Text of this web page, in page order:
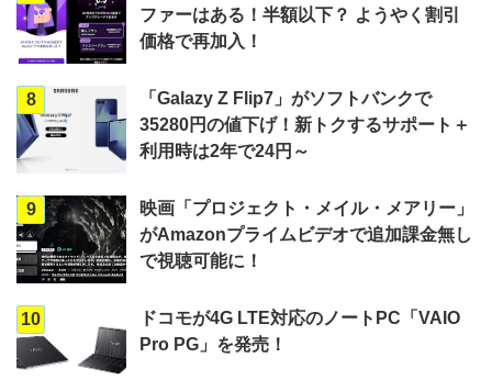
ファーはある！半額以下？ ようやく割引
価格で再加入！
8
「Galazy Z Flip7」がソフトバンクで
35280円の値下げ！新トクするサポート＋
利用時は2年で24円～
9
映画「プロジェクト・メイル・メアリー」
がAmazonプライムビデオで追加課金無し
で視聴可能に！
10
ドコモが4G LTE対応のノートPC「VAIO
Pro PG」を発売！